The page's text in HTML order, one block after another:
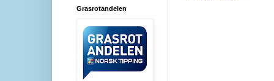
Grasrotandelen